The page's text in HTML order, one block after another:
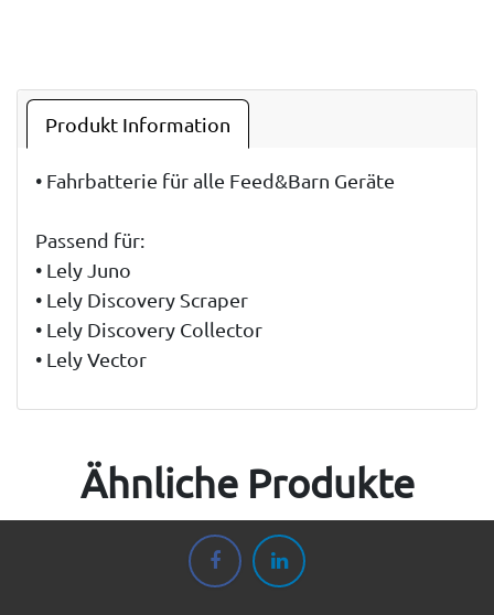
Produkt Information
• Fahrbatterie für alle Feed&Barn Geräte
Passend für:
• Lely Juno
• Lely Discovery Scraper
• Lely Discovery Collector
• Lely Vector
Ähnliche Produkte